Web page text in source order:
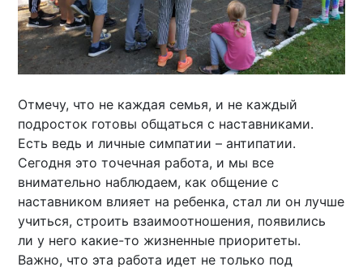
Отмечу, что не каждая семья, и не каждый
подросток готовы общаться с наставниками.
Есть ведь и личные симпатии – антипатии.
Сегодня это точечная работа, и мы все
внимательно наблюдаем, как общение с
наставником влияет на ребенка, стал ли он лучше
учиться, строить взаимоотношения, появились
ли у него какие-то жизненные приоритеты.
Важно, что эта работа идет не только под